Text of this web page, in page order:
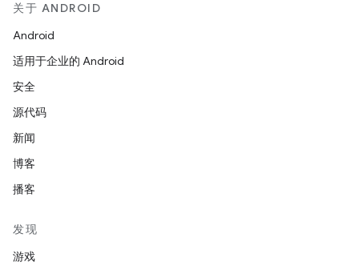
关于 ANDROID
Android
适用于企业的 Android
安全
源代码
新闻
博客
播客
发现
游戏